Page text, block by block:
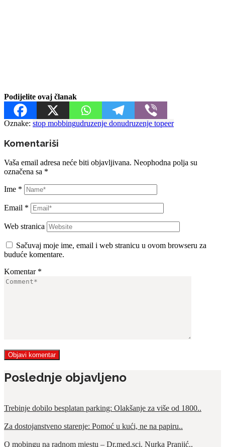
Podijelite ovaj članak
Oznake: stop mobbingudruzenje donudruzenje topeer
Komentariši
Vaša email adresa neće biti objavljivana. Neophodna polja su
označena sa *
Ime *
Email *
Web stranica
Sačuvaj moje ime, email i web stranicu u ovom browseru za
buduće komentare.
Komentar *
Poslednje objavljeno
Trebinje dobilo besplatan parking: Olakšanje za više od 1800..
Za dostojanstveno starenje: Pomoć u kući, ne na papiru..
O mobingu na radnom mjestu – Dr.med.sci. Nurka Pranjić..